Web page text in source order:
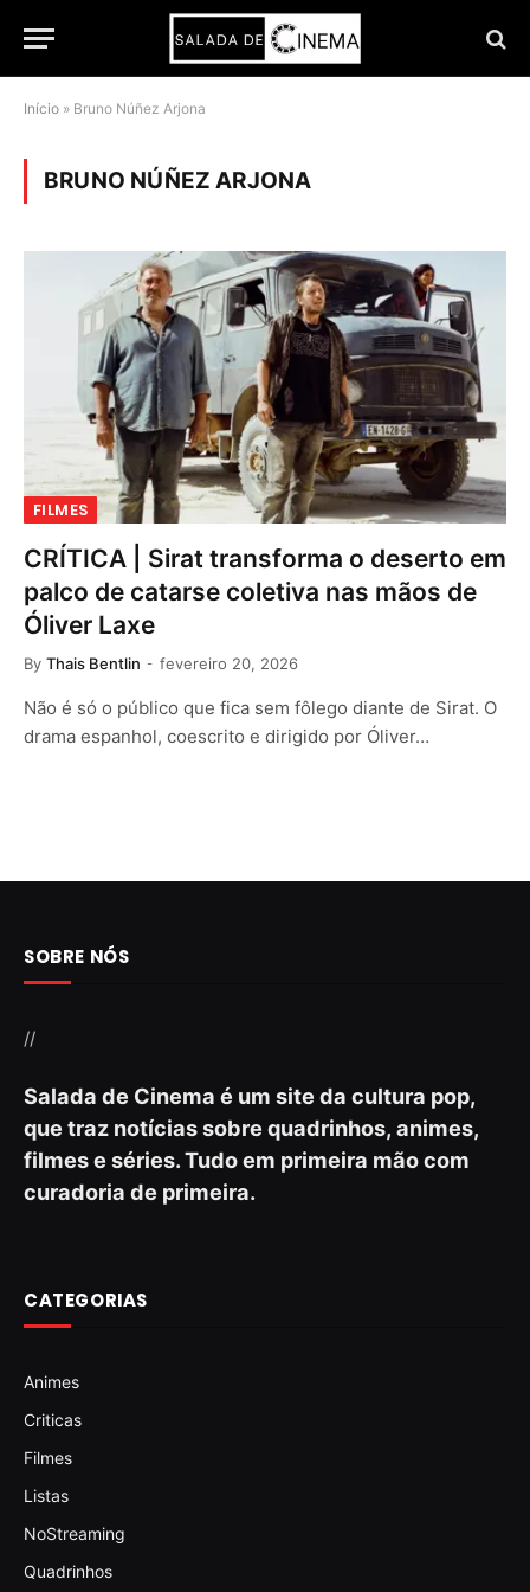
Início » Bruno Núñez Arjona
BRUNO NÚÑEZ ARJONA
FILMES
CRÍTICA | Sirat transforma o deserto em
palco de catarse coletiva nas mãos de
Óliver Laxe
By Thais Bentlin fevereiro 20, 2026
Não é só o público que fica sem fôlego diante de Sirat. O
drama espanhol, coescrito e dirigido por Óliver…
SOBRE NÓS
//
Salada de Cinema é um site da cultura pop,
que traz notícias sobre quadrinhos, animes,
filmes e séries. Tudo em primeira mão com
curadoria de primeira.
CATEGORIAS
Animes
Criticas
Filmes
Listas
NoStreaming
Quadrinhos